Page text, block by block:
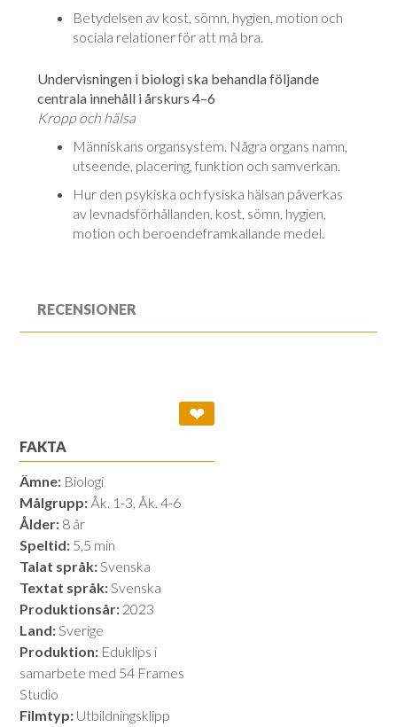
Betydelsen av kost, sömn, hygien, motion och
sociala relationer för att må bra.
Undervisningen i biologi ska behandla följande
centrala innehåll i årskurs 4–6
Kropp och hälsa
Människans organsystem. Några organs namn,
utseende, placering, funktion och samverkan.
Hur den psykiska och fysiska hälsan påverkas
av levnadsförhållanden, kost, sömn, hygien,
motion och beroendeframkallande medel.
RECENSIONER
❤
FAKTA
Ämne: Biologi
Målgrupp: Åk. 1-3, Åk. 4-6
Ålder: 8 år
Speltid: 5,5 min
Talat språk:Svenska
Textat språk:Svenska
Produktionsår: 2023
Land:Sverige
Produktion: Eduklips i
samarbete med 54 Frames
Studio
Filmtyp: Utbildningsklipp